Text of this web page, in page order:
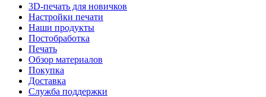
3D-печать для новичков
Настройки печати
Наши продукты
Постобработка
Печать
Обзор материалов
Покупка
Доставка
Служба поддержки